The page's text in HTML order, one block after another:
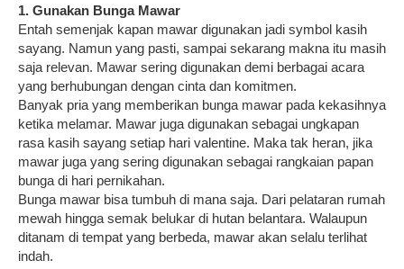
1. Gunakan Bunga Mawar
Entah semenjak kapan mawar digunakan jadi symbol kasih
sayang. Namun yang pasti, sampai sekarang makna itu masih
saja relevan. Mawar sering digunakan demi berbagai acara
yang berhubungan dengan cinta dan komitmen.
Banyak pria yang memberikan bunga mawar pada kekasihnya
ketika melamar. Mawar juga digunakan sebagai ungkapan
rasa kasih sayang setiap hari valentine. Maka tak heran, jika
mawar juga yang sering digunakan sebagai rangkaian papan
bunga di hari pernikahan.
Bunga mawar bisa tumbuh di mana saja. Dari pelataran rumah
mewah hingga semak belukar di hutan belantara. Walaupun
ditanam di tempat yang berbeda, mawar akan selalu terlihat
indah.